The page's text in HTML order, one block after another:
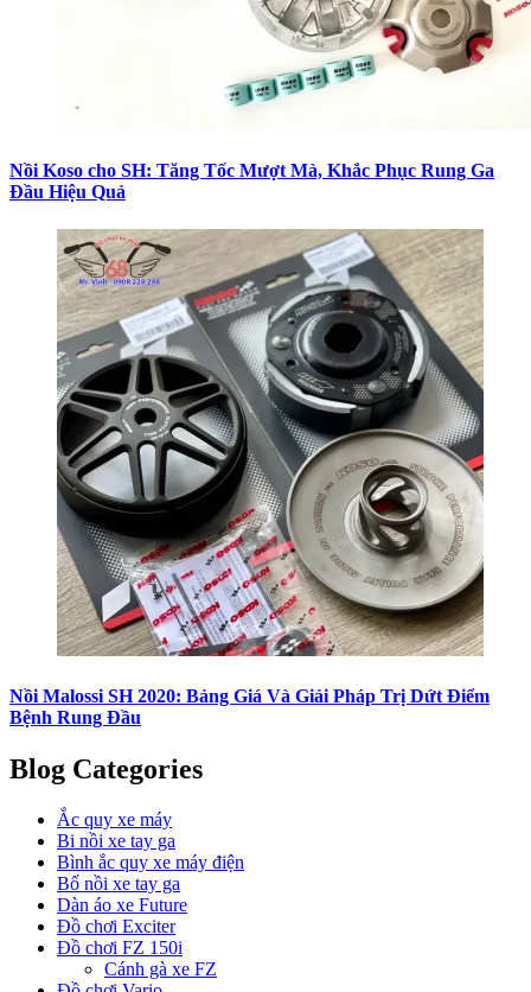
Nồi Koso cho SH: Tăng Tốc Mượt Mà, Khắc Phục Rung Ga
Đầu Hiệu Quả
Nồi Malossi SH 2020: Bảng Giá Và Giải Pháp Trị Dứt Điểm
Bệnh Rung Đầu
Blog Categories
Ắc quy xe máy
Bi nồi xe tay ga
Bình ắc quy xe máy điện
Bố nồi xe tay ga
Dàn áo xe Future
Đồ chơi Exciter
Đồ chơi FZ 150i
Cánh gà xe FZ